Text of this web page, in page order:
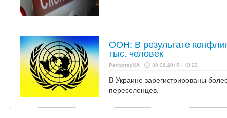
ООН: В результате
тыс. человек
РепортерUA 30.06.2015 - 10:22
В Украине зарегистрированы
переселенцев.